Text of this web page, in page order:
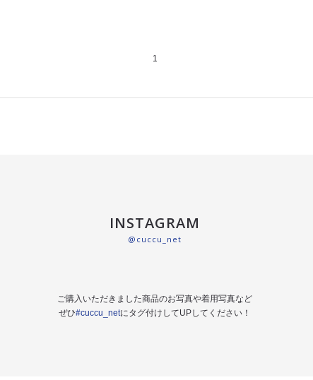
1
INSTAGRAM
@cuccu_net
ご購入いただきました商品のお写真や着用写真など
ぜひ#cuccu_netにタグ付けしてUPしてください！